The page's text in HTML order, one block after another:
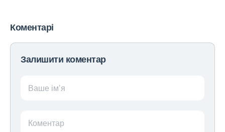
Коментарі
Залишити коментар
Ваше ім’я
Коментар